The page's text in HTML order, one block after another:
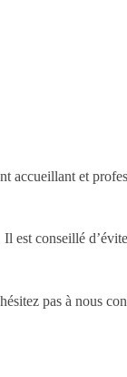
accueillant et
est conseillé
pas à nous